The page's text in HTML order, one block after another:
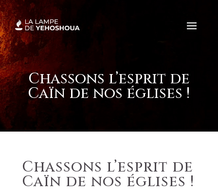
Chassons l’esprit de
Caïn de nos églises !
Chassons l’esprit de
Caïn de nos églises !